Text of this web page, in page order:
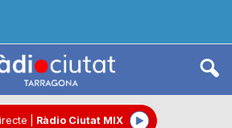
Ràdio Ciutat MIX